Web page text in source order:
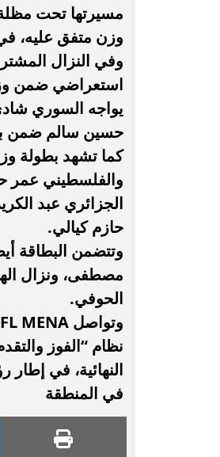
وزن متفق عليه،
وفي النزال
استعراضي ضمن
يواجه السوري
حسين سالم ضمن
كما تشهد بطولة
والفلسطيني عمر
الجزائري عبد
حازم كيالي.
وتتضمن البطاقة
مصطفى، ونزال
الحوفي.
نظام “الفوز
النهائية، في إطار
في المنطقة